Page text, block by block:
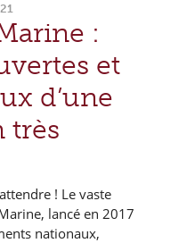
:
et
d’une
très
! Le vaste
lancé en 2017
nationaux,